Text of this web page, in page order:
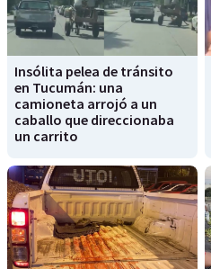
Insólita pelea de tránsito
en Tucumán: una
camioneta arrojó a un
caballo que direccionaba
un carrito